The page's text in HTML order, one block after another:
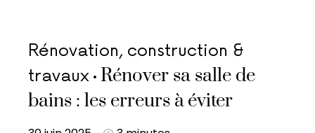
Rénovation, construction &
travaux Rénover sa salle de
bains : les erreurs à éviter